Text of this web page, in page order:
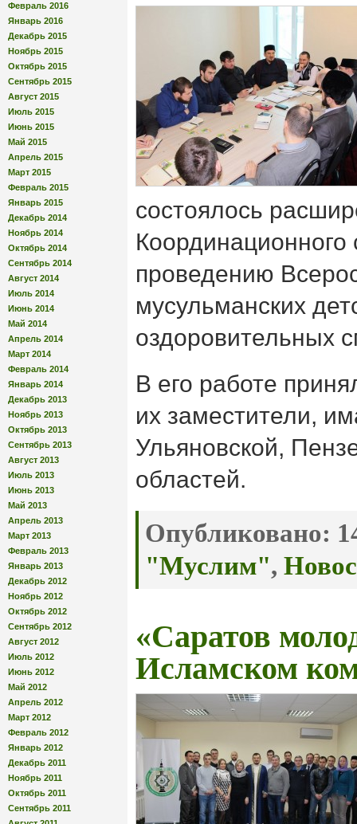
Февраль 2016
Январь 2016
Декабрь 2015
Ноябрь 2015
Октябрь 2015
Сентябрь 2015
Август 2015
Июль 2015
Июнь 2015
Май 2015
Апрель 2015
Март 2015
Февраль 2015
Январь 2015
Декабрь 2014
Ноябрь 2014
Октябрь 2014
Сентябрь 2014
Август 2014
Июль 2014
Июнь 2014
Май 2014
Апрель 2014
Март 2014
Февраль 2014
Январь 2014
Декабрь 2013
Ноябрь 2013
Октябрь 2013
Сентябрь 2013
Август 2013
Июль 2013
Июнь 2013
Май 2013
Апрель 2013
Март 2013
Февраль 2013
Январь 2013
Декабрь 2012
Ноябрь 2012
Октябрь 2012
Сентябрь 2012
Август 2012
Июль 2012
Июнь 2012
Май 2012
Апрель 2012
Март 2012
Февраль 2012
Январь 2012
Декабрь 2011
Ноябрь 2011
Октябрь 2011
Сентябрь 2011
состоялось
Координационного
проведению
мусульманских
оздоровительных
В его работе
их заместители,
Ульяновской,
областей.
Опубликовано:
"Муслим",
«Саратов
Исламском